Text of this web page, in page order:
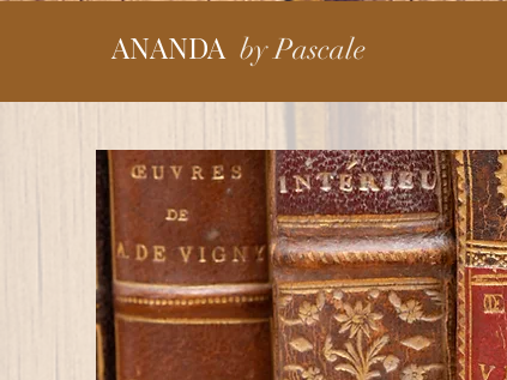
ANANDA by Pascale